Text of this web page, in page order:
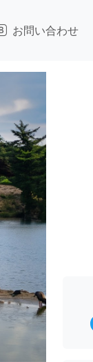
お問い合わせ